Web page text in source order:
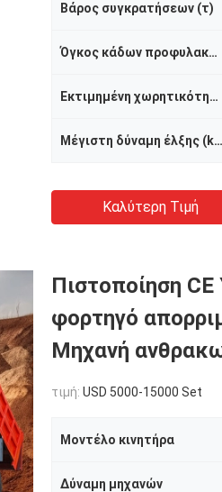
Βάρος συγκρατήσεων (τ)
Όγκος κάδων προφυλακτήρων (μ3)
Εκτιμημένη χωρητικότητα φορτίων (τ)
Μέγιστη δύναμη έλξης (kN)
Καλύτερη Τιμή
Πιστοποίηση
φορτηγό
Μηχανή
τιμή: USD 5000-15000 Set
Μοντέλο κινητήρα
Δύναμη μηχανών